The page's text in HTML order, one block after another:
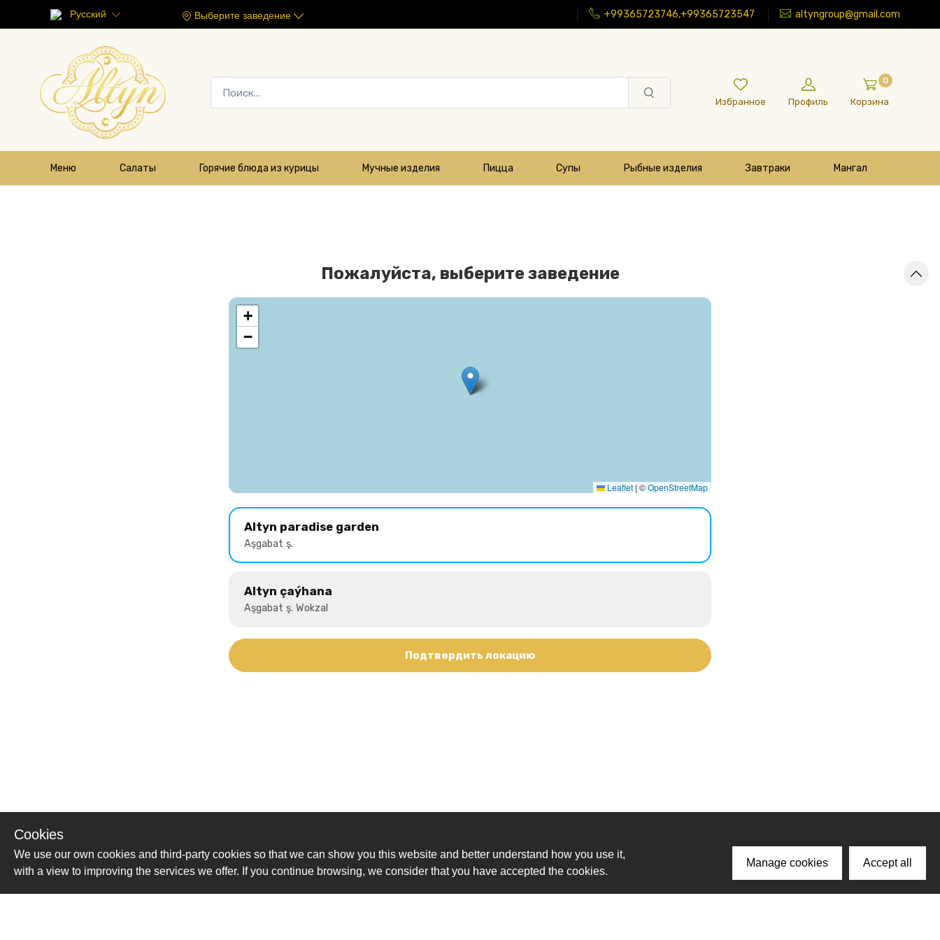
Русский Выберите заведение +99365723746,+99365723547 altyngroup@gmail.com
Избранное Профиль
0
Корзина
Меню Салаты Горячие блюда из курицы Мучные изделия Пицца Супы Рыбные изделия Завтраки Мангал
Пожалуйста, выберите заведение
+
−
Leaflet | ©OpenStreetMap
Altyn paradise garden
Aşgabat ş.
Altyn çaýhana
Aşgabat ş. Wokzal
Подтвердить локацию
Cookies
We use our own cookies and third-party cookies so that we can show you this website and better understand how you use it,
with a view to improving the services we offer. If you continue browsing, we consider that you have accepted the cookies.
Manage cookies Accept all